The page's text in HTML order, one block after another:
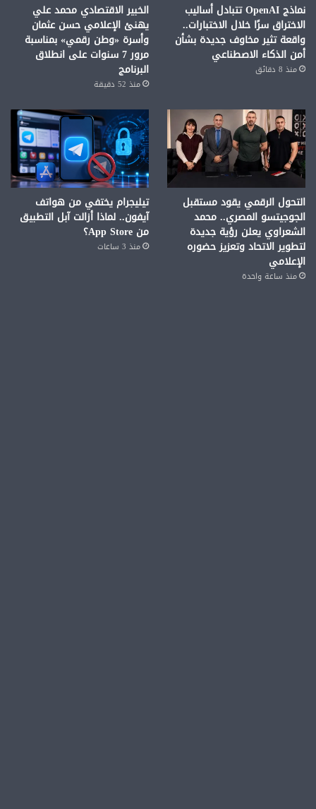
نماذج OpenAI تتبادل أساليب
الاختراق سرًا خلال الاختبارات..
واقعة تثير مخاوف جديدة بشأن
أمن الذكاء الاصطناعي
منذ 8 دقائق
الخبير الاقتصادي محمد علي
يهنئ الإعلامي حسن عثمان
وأسرة «وطن رقمي» بمناسبة
مرور 7 سنوات على انطلاق
البرنامج
منذ 52 دقيقة
التحول الرقمي يقود مستقبل
الجوجيتسو المصري.. محمد
الشعراوي يعلن رؤية جديدة
لتطوير الاتحاد وتعزيز حضوره
الإعلامي
منذ ساعة واحدة
تيليجرام يختفي من هواتف
آيفون.. لماذا أزالت آبل التطبيق
من App Store؟
منذ 3 ساعات